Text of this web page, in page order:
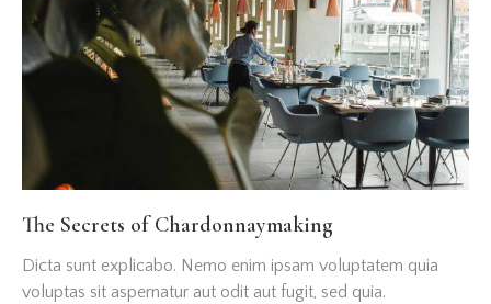
The Secrets of Chardonnaymaking
Dicta sunt explicabo. Nemo enim ipsam voluptatem quia
voluptas sit aspernatur aut odit aut fugit, sed quia.